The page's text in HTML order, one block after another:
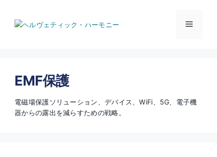
メ
EMF保護
電磁場保護ソリューション、デバイス、WiFi、5G、電子機
器からの露出を減らすための戦略。